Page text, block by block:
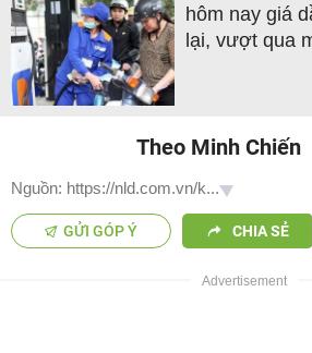
hôm nay giá
lại, vượt qua
Theo Minh Chiến
Nguồn: https://nld.com.vn/k...
GỬI GÓP Ý CHIA SẺ